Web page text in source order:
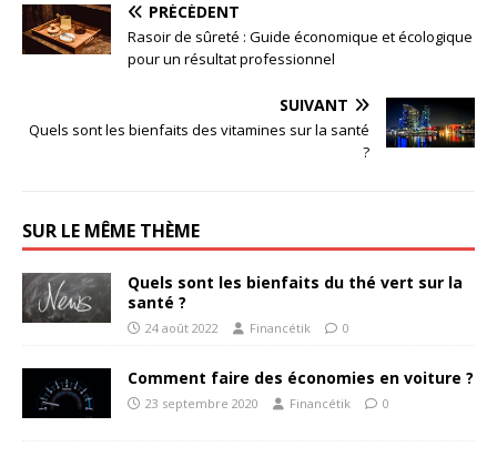
PRÉCÉDENT
Rasoir de sûreté : Guide économique et écologique
pour un résultat professionnel
SUIVANT
Quels sont les bienfaits des vitamines sur la santé
?
SUR LE MÊME THÈME
Quels sont les bienfaits du thé vert sur la
santé ?
24 août 2022 Financétik 0
Comment faire des économies en voiture ?
23 septembre 2020 Financétik 0